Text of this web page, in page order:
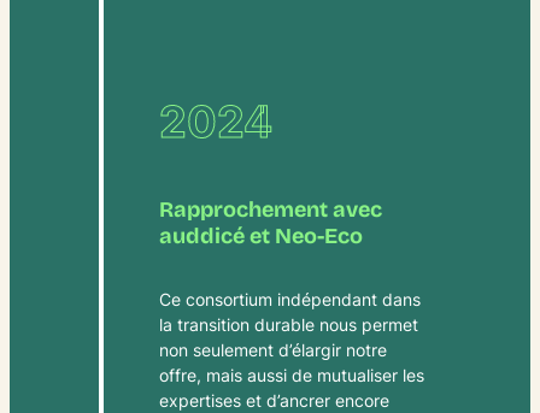
2024
Rapprochement avec
auddicé et Neo-Eco
Ce consortium indépendant dans
la transition durable nous permet
non seulement d’élargir notre
offre, mais aussi de mutualiser les
expertises et d’ancrer encore